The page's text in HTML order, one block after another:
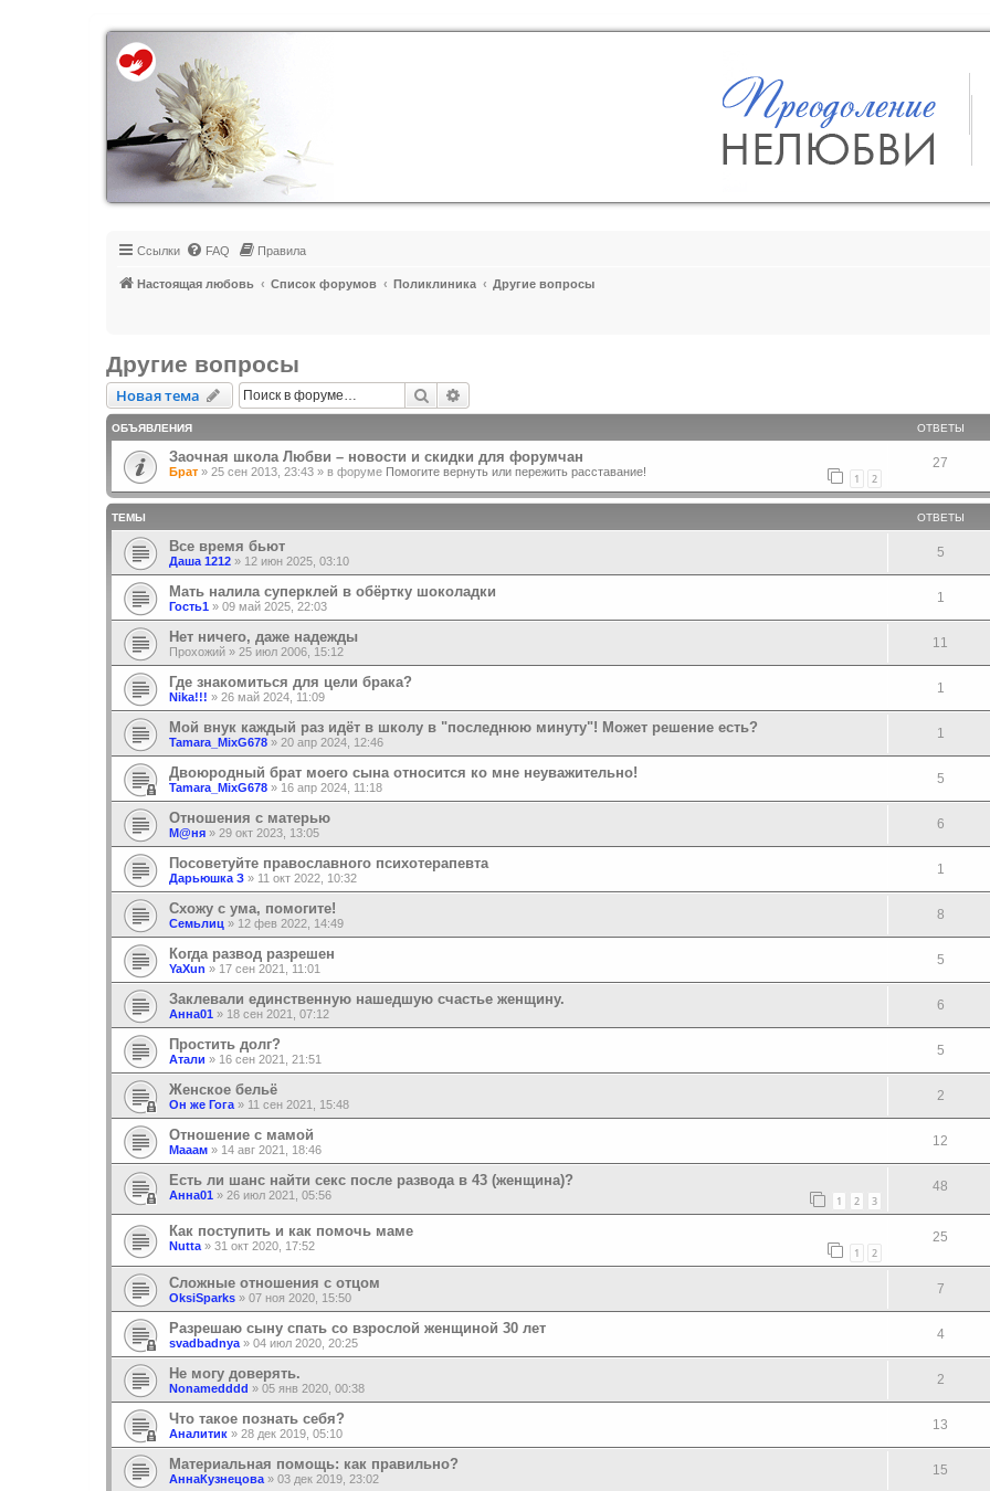
Регистрация
Ссылки FAQ Правила
Настоящая любовь Список форумов Поликлиника Другие вопросы
Другие вопросы
Новая тема
Новаятема Поиск
ОБЪЯВЛЕНИЯ ОТВЕТЫ
Заочная школа Любви – новости и скидки для форумчан
Брат » 25 сен 2013, 23:43 » в форуме Помогите вернуть или пережить расставание! 1 2
27
ТЕМЫ ОТВЕТЫ
Все время бьют
Даша 1212 » 12 июн 2025, 03:10
5
Мать налила суперклей в обёртку шоколадки
Гость1 » 09 май 2025, 22:03
1
Нет ничего, даже надежды
Прохожий » 25 июл 2006, 15:12
11
Где знакомиться для цели брака?
Nika!!! » 26 май 2024, 11:09
1
Мой внук каждый раз идёт в школу в "последнюю минуту"! Может решение есть?
Tamara_MixG678 » 20 апр 2024, 12:46
1
Двоюродный брат моего сына относится ко мне неуважительно!
Tamara_MixG678 » 16 апр 2024, 11:18
5
Отношения с матерью
М@ня » 29 окт 2023, 13:05
6
Посоветуйте православного психотерапевта
Дарьюшка З » 11 окт 2022, 10:32
1
Схожу с ума, помогите!
Семьлиц » 12 фев 2022, 14:49
8
Когда развод разрешен
YaXun » 17 сен 2021, 11:01
5
Заклевали единственную нашедшую счастье женщину.
Анна01 » 18 сен 2021, 07:12
6
Простить долг?
Атали » 16 сен 2021, 21:51
5
Женское бельё
Он же Гога » 11 сен 2021, 15:48
2
Отношение с мамой
Мааам » 14 авг 2021, 18:46
12
Есть ли шанс найти секс после развода в 43 (женщина)?
Анна01 » 26 июл 2021, 05:56 1 2 3
48
Как поступить и как помочь маме
Nutta » 31 окт 2020, 17:52 1 2
25
Сложные отношения с отцом
OksiSparks » 07 ноя 2020, 15:50
7
Разрешаю сыну спать со взрослой женщиной 30 лет
svadbadnya » 04 июл 2020, 20:25
4
Не могу доверять.
Nonamedddd » 05 янв 2020, 00:38
2
Что такое познать себя?
Аналитик » 28 дек 2019, 05:10
13
Материальная помощь: как правильно?
АннаКузнецова » 03 дек 2019, 23:02
15